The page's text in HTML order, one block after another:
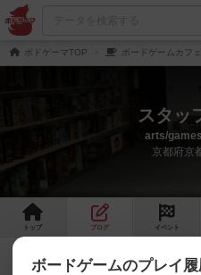
ボドゲーマTOP ボードゲームカフェ
スタッ
arts/
京都府京
トップ ブログ イベント
『FALLING』体験キ
ボードゲームのプレイ